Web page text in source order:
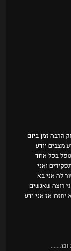
הרבה זמן ביום
מצבים יודע
בכל אחד
ואני
לה אני בא
רוצה שאנשים
אז אני ידע